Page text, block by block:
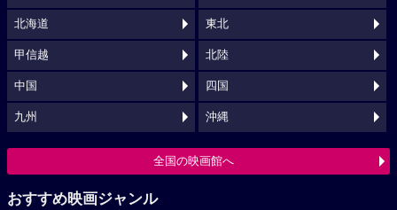
北海道 東北
甲信越 北陸
中国 四国
九州 沖縄
全国の映画館へ
おすすめ映画ジャンル